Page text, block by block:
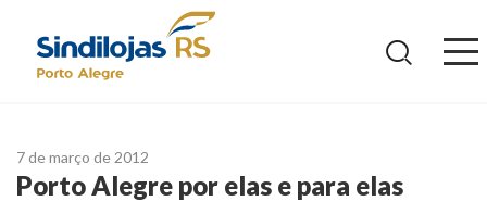
7 de março de 2012
Porto Alegre por elas e para elas